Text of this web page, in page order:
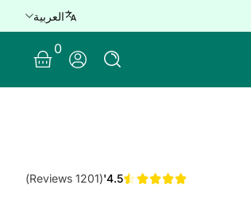
delivery for orders over QAR 100 🚐
العربية
Log In
0
0 Items
4.5'
(1201 Reviews)